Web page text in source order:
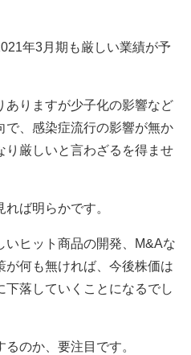
年3月期も厳しい業績が予
ありますが少子化の影響など
で、感染症流行の影響が無か
り厳しいと言わざるを得ませ
ば明らかです。
いヒット商品の開発、M&Aな
が何も無ければ、今後株価は
下落していくことになるでし
のか、要注目です。